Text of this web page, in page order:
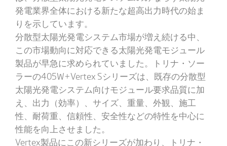
発電業界全体における新たな超高出力時代の始ま
りを示しています。
分散型太陽光発電システム市場が増え続ける中、
この市場動向に対応できる太陽光発電モジュール
製品が早急に求められていました。トリナ・ソー
ラーの405W+Vertex Sシリーズは、既存の分散型
太陽光発電システム向けモジュール要求品質に加
え、出力（効率）、サイズ、重量、外観、施工
性、耐荷重、信頼性、安全性などの特性を中心に
性能を向上させました。
Vertex製品にこの新シリーズが加わり、トリナ・